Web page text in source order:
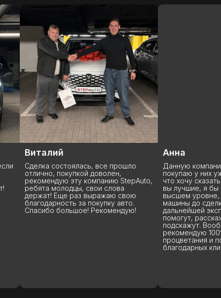
Виталий
Сделка состоялась, все прошло
отлично, покупкой доволен,
рекомендую эту компанию StepAuto,
ребята молодцы, свои слова
держат! Еще раз выражаю свою
благодарность за покупку авто.
Спасибо большое! Рекомендую!
Анна
Данную компанию
покупаю у них
что хочу сказать:
вы лучшие, я бы
высшем уровне,
машины до сделки
дальнейшей
помогут,
подскажут.
рекомендую
процветания и
благодарных